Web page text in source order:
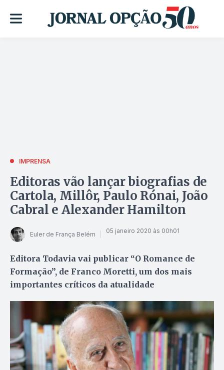
IMPRENSA
Editoras vão lançar biografias de
Cartola, Millôr, Paulo Rónai, João
Cabral e Alexander Hamilton
Euler de França Belém 05 janeiro 2020 às 00h01
Editora Todavia vai publicar “O Romance de
Formação”, de Franco Moretti, um dos mais
importantes críticos da atualidade